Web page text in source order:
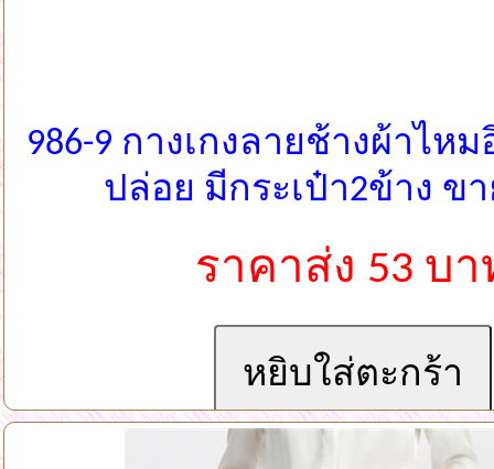
986-9 กางเกงลายช้างผ้าไห
ปล่อย มีกระเป๋า2ข้าง ข
ราคาส่ง 53 บา